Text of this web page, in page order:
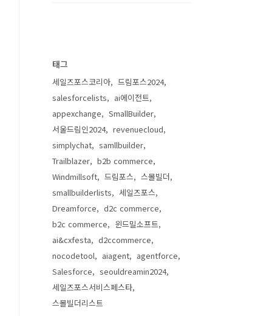
태그
세일즈포스코리아
드림포스2024
salesforcelists
ai에이전트
appexchange
SmallBuilder
서울드림인2024
revenuecloud
simplychat
samllbuilder
Trailblazer
b2b commerce
Windmillsoft
드림포스
스몰빌더
smallbuilderlists
세일즈포스
Dreamforce
d2c commerce
b2c commerce
윈드밀소프트
ai&cxfesta
d2ccommerce
nocodetool
aiagent
agentforce
Salesforce
seouldreamin2024
세일즈포스서비스페스타
스몰빌더리스트